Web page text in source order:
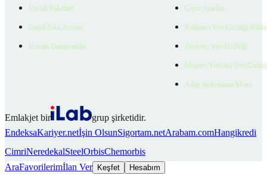
Üyelik Paketleri
EmlakZeka Asistan
Uzman Danışmanlar
Çerez Ayarları
Kullanıcı Veri Gizliliği
Ziyaretçi Veri Gizliliği
Müşteri Yetkilisi Veri
Aday Aydınlatma Metni
Emlakjet bir
grup şirketidir.
EndeksaKariyer.netİşin OlsunSigortam.netArabam.comHangikredi
CimriNeredekalSteelOrbisChemorbis
AraFavorilerimİlan Ver Keşfet Hesabım